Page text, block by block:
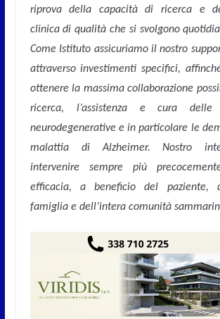
riprova della capacità di ricerca e
clinica di qualità che si svolgono
Come Istituto assicuriamo il nostro
attraverso investimenti specifici,
ottenere la massima collaborazione
ricerca, l’assistenza e cura delle
neurodegenerative e in particolare le
malattia di Alzheimer. Nostro
intervenire sempre più
efficacia, a beneficio del paziente,
famiglia e dell’intera comunità